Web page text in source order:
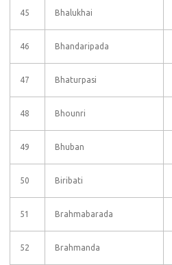
45 Bhalukhai
46 Bhandaripada
47 Bhaturpasi
48 Bhounri
49 Bhuban
50 Biribati
51 Brahmabarada
52 Brahmanda